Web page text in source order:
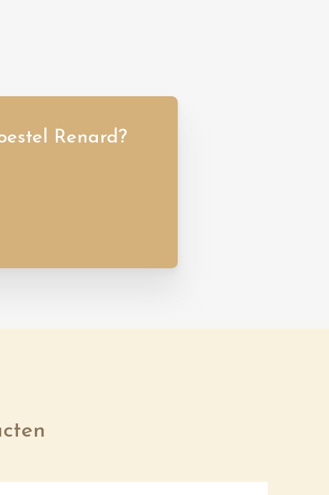
Renard?